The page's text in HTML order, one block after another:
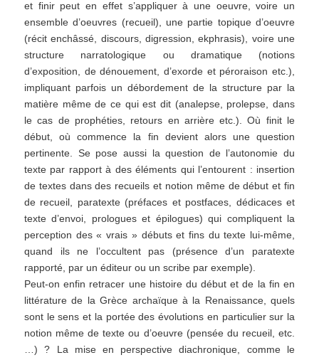
et finir peut en effet s’appliquer à une oeuvre, voire un
ensemble d’oeuvres (recueil), une partie topique d’oeuvre
(récit enchâssé, discours, digression, ekphrasis), voire une
structure narratologique ou dramatique (notions
d’exposition, de dénouement, d’exorde et péroraison etc.),
impliquant parfois un débordement de la structure par la
matière même de ce qui est dit (analepse, prolepse, dans
le cas de prophéties, retours en arrière etc.). Où finit le
début, où commence la fin devient alors une question
pertinente. Se pose aussi la question de l’autonomie du
texte par rapport à des éléments qui l’entourent : insertion
de textes dans des recueils et notion même de début et fin
de recueil, paratexte (préfaces et postfaces, dédicaces et
texte d’envoi, prologues et épilogues) qui compliquent la
perception des « vrais » débuts et fins du texte lui-même,
quand ils ne l’occultent pas (présence d’un paratexte
rapporté, par un éditeur ou un scribe par exemple).
Peut-on enfin retracer une histoire du début et de la fin en
littérature de la Grèce archaïque à la Renaissance, quels
sont le sens et la portée des évolutions en particulier sur la
notion même de texte ou d’oeuvre (pensée du recueil, etc.
…) ? La mise en perspective diachronique, comme le